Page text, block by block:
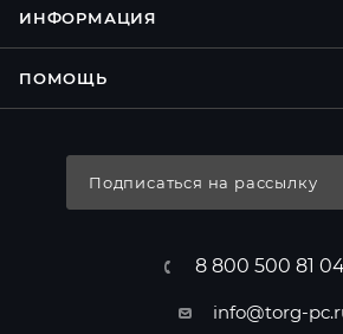
ИНФОРМАЦИЯ
ПОМОЩЬ
Подписаться на рассылку
8 800 500 81
info@torg-